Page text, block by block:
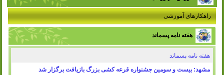
راهکارهای آموزشی
هفته نامه پسماند
هفته نامه پسماند
مشهد: بیست و سومین جشنواره قرعه کشی بزرگ بازیافت برگزار شد